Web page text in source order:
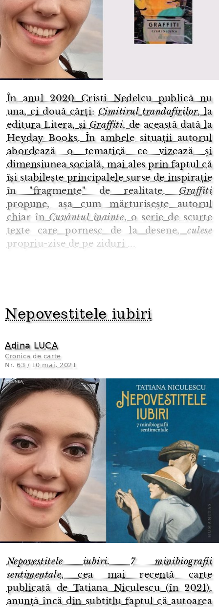
În anul 2020 Cristi Nedelcu publică nu
una, ci două cărți: Cimitirul trandafirilor, la
editura Litera, și Graffiti, de această dată la
Heyday Books. În ambele situații autorul
abordează o tematică ce vizează și
dimensiunea socială, mai ales prin faptul că
își stabilește principalele surse de inspirație
în "fragmente" de realitate. Graffiti
propune, așa cum mărturisește autorul
chiar în Cuvântul înainte, o serie de scurte
texte care pornesc de la desene,culese
propriu-zise de pe ziduri ...
Nepovestitele iubiri
Adina LUCA
Cronica de carte
Nr. 63 / 10 mai, 2021
Nepovestitele iubiri. 7 minibiografii
sentimentale, cea mai recentă carte
publicată de Tatiana Niculescu (în 2021),
anunță încă din subtitlu faptul că autoarea